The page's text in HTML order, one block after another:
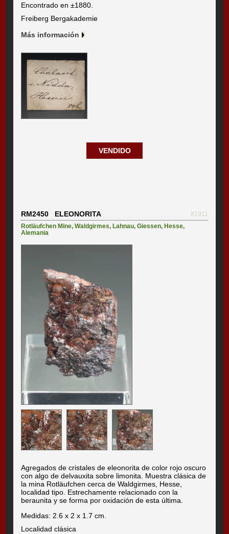
Encontrado en ±1880.
Freiberg Bergakademie
Más información
VENDIDO
RM2450 ELEONORITA
#1911
Rotläufchen Mine,Waldgirmes, Lahnau,Giessen, Hesse,
Alemania
Agregados de cristales de eleonorita de color rojo oscuro
con algo de delvauxita sobre limonita. Muestra clásica de
la mina Rotläufchen cerca de Waldgirmes, Hesse,
localidad tipo. Estrechamente relacionado con la
beraunita y se forma por oxidación de esta última.
Medidas: 2.6 x 2 x 1.7 cm.
Localidad clásica